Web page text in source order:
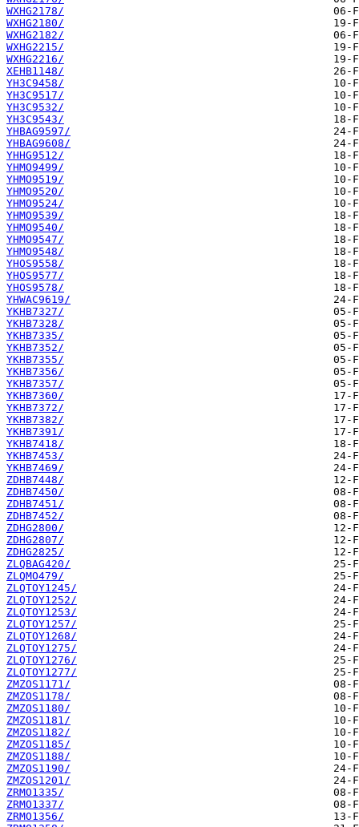
WXHG2178/
WXHG2180/
WXHG2182/
WXHG2215/
WXHG2216/
XEHB1148/
YH3C9458/
YH3C9517/
YH3C9532/
YH3C9543/
YHBAG9597/
YHBAG9608/
YHHG9512/
YHMO9499/
YHMO9519/
YHMO9520/
YHMO9524/
YHMO9539/
YHMO9540/
YHMO9547/
YHMO9548/
YHOS9558/
YHOS9577/
YHOS9578/
YHWAC9619/
YKHB7327/
YKHB7328/
YKHB7335/
YKHB7352/
YKHB7355/
YKHB7356/
YKHB7357/
YKHB7360/
YKHB7372/
YKHB7382/
YKHB7391/
YKHB7418/
YKHB7453/
YKHB7469/
ZDHB7448/
ZDHB7450/
ZDHB7451/
ZDHB7452/
ZDHG2800/
ZDHG2807/
ZDHG2825/
ZLQBAG420/
ZLQMO479/
ZLQTOY1245/
ZLQTOY1252/
ZLQTOY1253/
ZLQTOY1257/
ZLQTOY1268/
ZLQTOY1275/
ZLQTOY1276/
ZLQTOY1277/
ZMZOS1171/
ZMZOS1178/
ZMZOS1180/
ZMZOS1181/
ZMZOS1182/
ZMZOS1185/
ZMZOS1188/
ZMZOS1190/
ZMZOS1201/
ZRMO1335/
ZRMO1337/
ZRMO1356/